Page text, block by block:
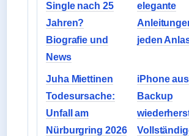
Single nach 25
Jahren?
Biografie und
News
elegante
jeden
Juha Miettinen
Todesursache:
Unfall am
Nürburgring 2026
iPhone aus
Backup